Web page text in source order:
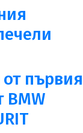
първия
BMW